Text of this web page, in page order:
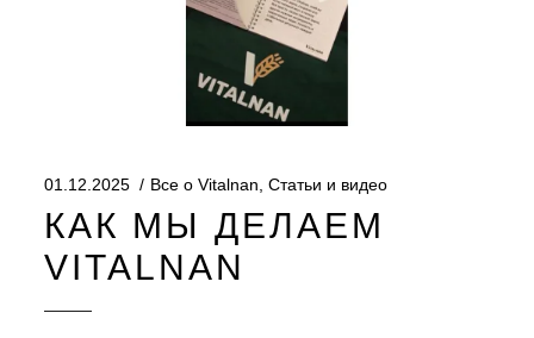
01.12.2025 Все о Vitalnan Статьи и видео
КАК МЫ ДЕЛАЕМ
VITALNAN